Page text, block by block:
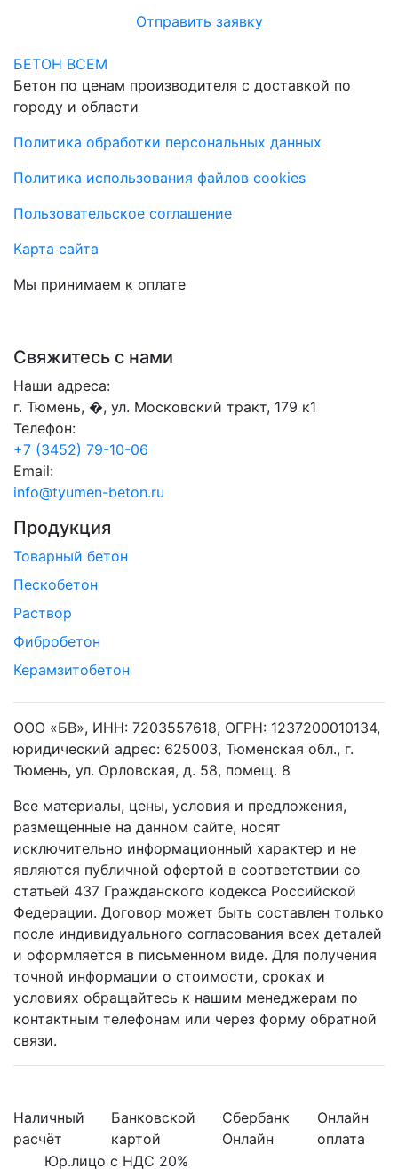
Отправить заявку
БЕТОН ВСЕМ
Бетон по ценам производителя с доставкой по
городу и области
Политика обработки персональных данных
Политика использования файлов cookies
Пользовательское соглашение
Карта сайта
Мы принимаем к оплате
Свяжитесь с нами
Наши адреса:
г. Тюмень, �, ул. Московский тракт, 179 к1
Телефон:
+7 (3452) 79-10-06
Email:
info@tyumen-beton.ru
Продукция
Товарный бетон
Пескобетон
Раствор
Фибробетон
Керамзитобетон
ООО «БВ», ИНН: 7203557618, ОГРН: 1237200010134,
юридический адрес: 625003, Тюменская обл., г.
Тюмень, ул. Орловская, д. 58, помещ. 8
Все материалы, цены, условия и предложения,
размещенные на данном сайте, носят
исключительно информационный характер и не
являются публичной офертой в соответствии со
статьей 437 Гражданского кодекса Российской
Федерации. Договор может быть составлен только
после индивидуального согласования всех деталей
и оформляется в письменном виде. Для получения
точной информации о стоимости, сроках и
условиях обращайтесь к нашим менеджерам по
контактным телефонам или через форму обратной
связи.
Наличный
расчёт
Банковской
картой
Сбербанк
Онлайн
Онлайн
оплата
Юр.лицо с НДС 20%